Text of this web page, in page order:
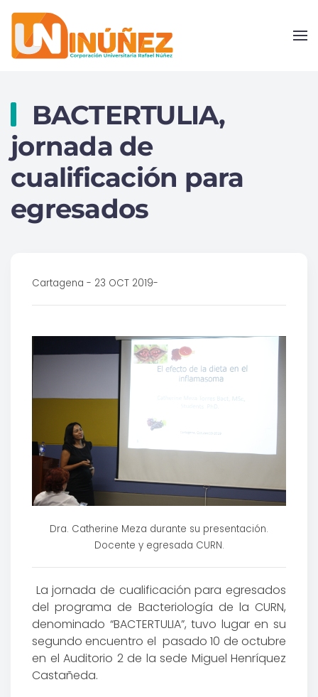
Skip to main content
BACTERTULIA,
jornada de
cualificación para
egresados
Cartagena - 23 OCT 2019-
Dra. Catherine Meza durante su presentación.
Docente y egresada CURN.
La jornada de cualificación para egresados
del programa de Bacteriología de la CURN,
denominado “BACTERTULIA”, tuvo lugar en su
segundo encuentro el pasado 10 de octubre
en el Auditorio 2 de la sede Miguel Henríquez
Castañeda.